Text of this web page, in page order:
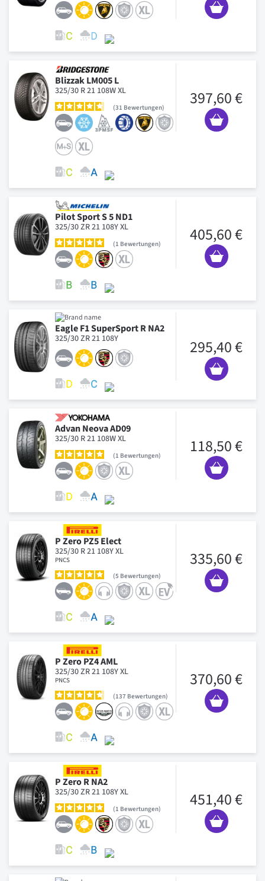
Blizzak LM005 L
325/30 R 21 108W XL
31 Bewertungen 397,60 €
Pilot Sport S 5 ND1
325/30 ZR 21 108Y XL
1 Bewertungen 405,60 €
Eagle F1 SuperSport R NA2
325/30 ZR 21 108Y 295,40 €
Advan Neova AD09
325/30 R 21 108W XL
1 Bewertungen 118,50 €
P Zero PZ5 Elect
325/30 R 21 108Y XL
PNCS
5 Bewertungen
335,60 €
P Zero PZ4 AML
325/30 ZR 21 108Y XL
PNCS
137 Bewertungen
370,60 €
P Zero R NA2
325/30 ZR 21 108Y XL
1 Bewertungen 451,40 €